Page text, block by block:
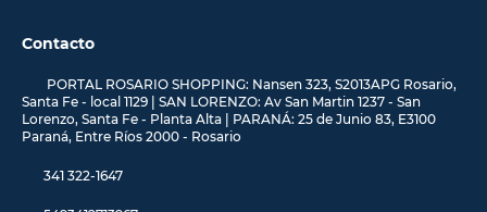
Contacto
PORTAL ROSARIO SHOPPING: Nansen 323, S2013APG Rosario,
Santa Fe - local 1129 | SAN LORENZO: Av San Martin 1237 - San
Lorenzo, Santa Fe - Planta Alta | PARANÁ: 25 de Junio 83, E3100
Paraná, Entre Ríos 2000 - Rosario
341 322-1647